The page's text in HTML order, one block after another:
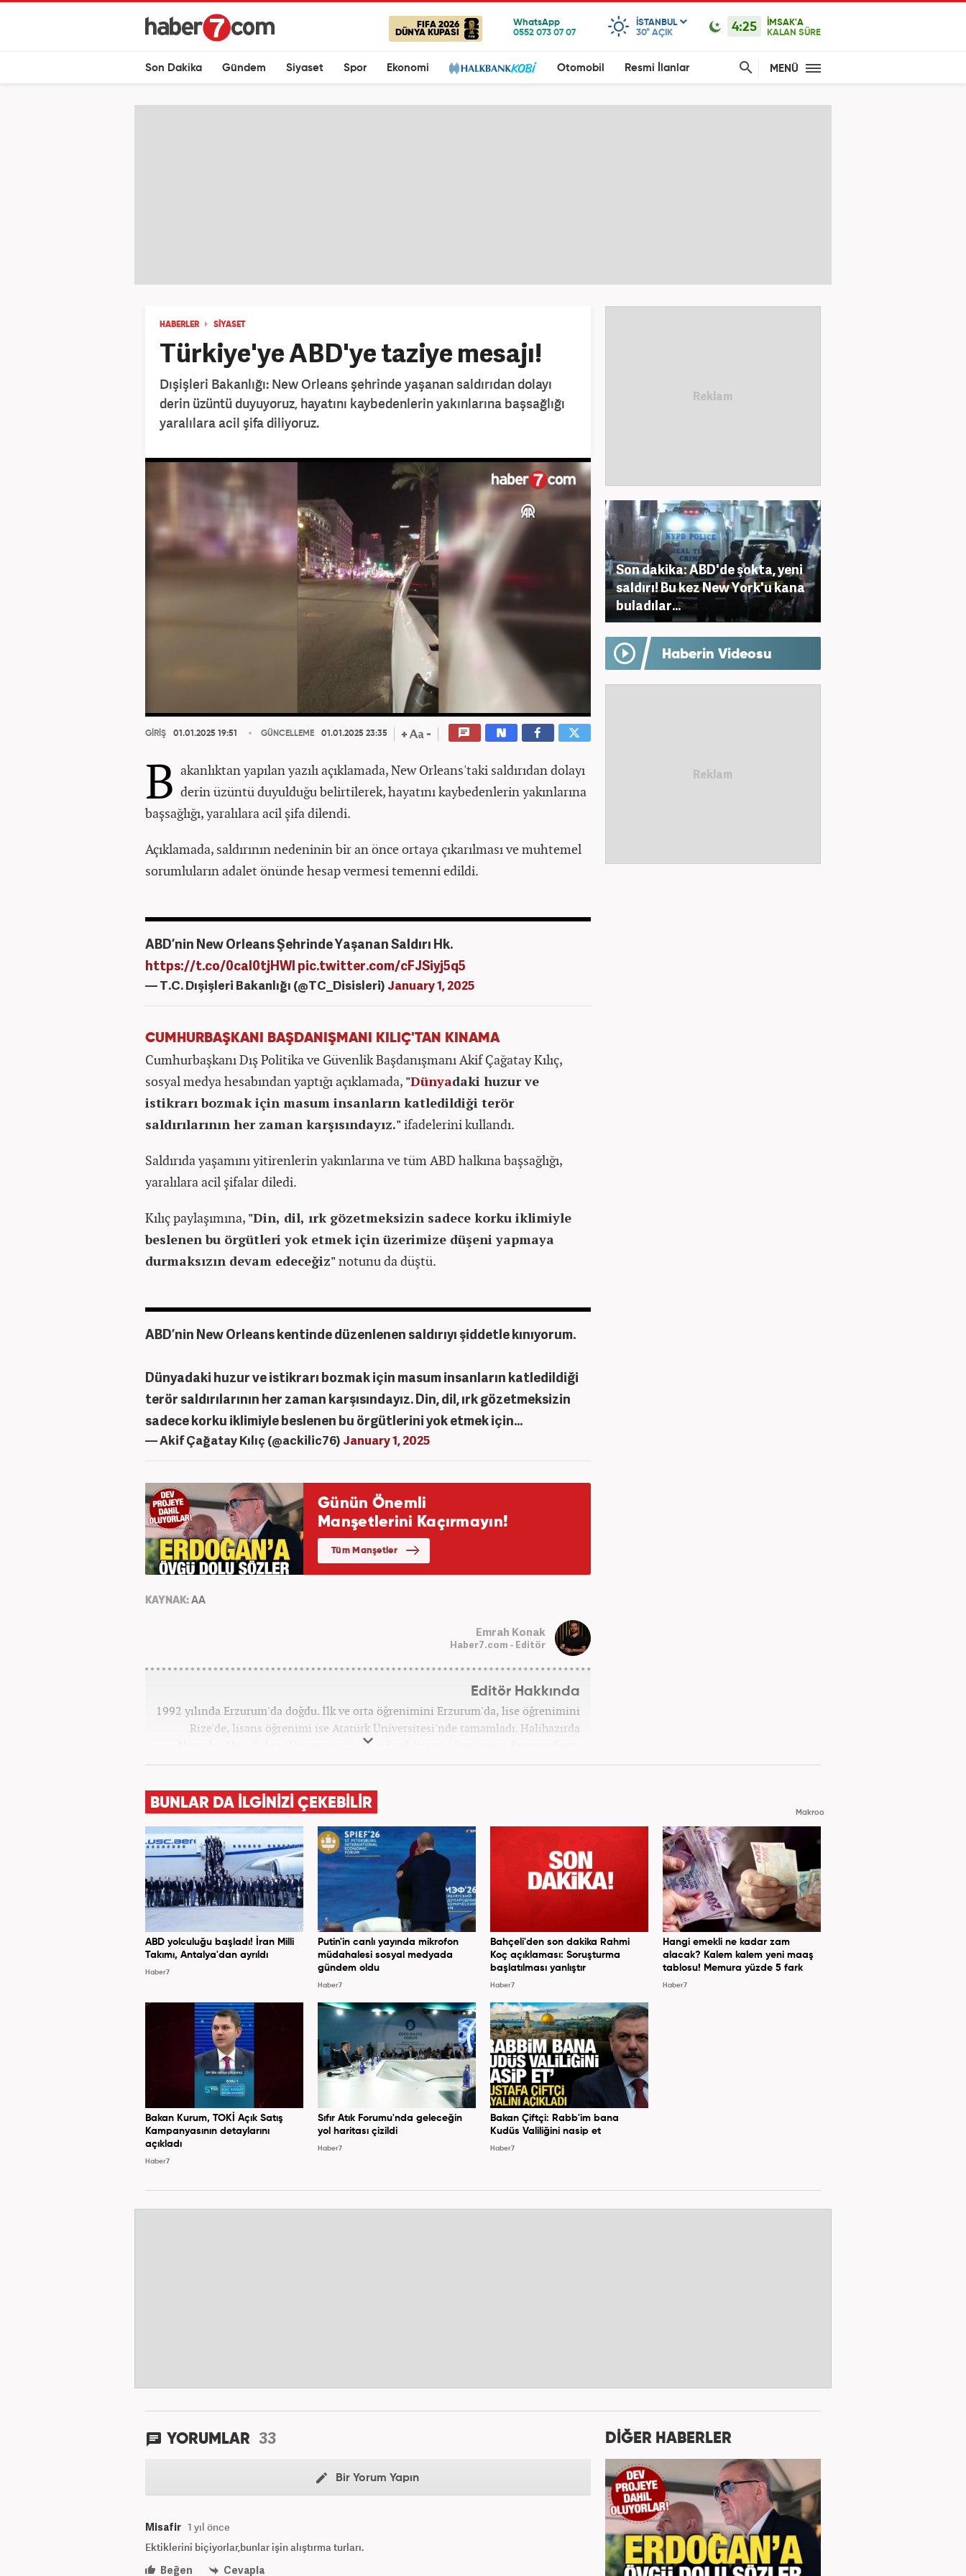
FIFA 2026
DÜNYA KUPASI
ISTANBUL
30° AÇIK 4:25
İMSAK'A
KALAN SÜRE
Son Dakika Gündem Siyaset Spor Ekonomi Otomobil Resmi İlanlar MENÜ
HABERLER SİYASET
Türkiye'ye ABD'ye taziye mesajı!
Dışişleri Bakanlığı: New Orleans şehrinde yaşanan saldırıdan dolayı
derin üzüntü duyuyoruz, hayatını kaybedenlerin yakınlarına başsağlığı
yaralılara acil şifa diliyoruz.
GİRİŞ 01.01.2025 19:51 GÜNCELLEME 01.01.2025 23:35
B akanlıktan yapılan yazılı açıklamada, New Orleans'taki saldırıdan dolayı
derin üzüntü duyulduğu belirtilerek, hayatını kaybedenlerin yakınlarına
başsağlığı, yaralılara acil şifa dilendi.
Açıklamada, saldırının nedeninin bir an önce ortaya çıkarılması ve muhtemel
sorumluların adalet önünde hesap vermesi temenni edildi.
ABD’nin New Orleans Şehrinde Yaşanan Saldırı Hk.
https://t.co/0caI0tjHWI pic.twitter.com/cFJSiyj5q5
— T.C. Dışişleri Bakanlığı (@TC_Disisleri) January 1, 2025
CUMHURBAŞKANI BAŞDANIŞMANI KILIÇ'TAN KINAMA
Cumhurbaşkanı Dış Politika ve Güvenlik Başdanışmanı Akif Çağatay Kılıç,
sosyal medya hesabından yaptığı açıklamada, "Dünyadaki huzur ve
istikrarı bozmak için masum insanların katledildiği terör
saldırılarının her zaman karşısındayız."ifadelerini kullandı.
Saldırıda yaşamını yitirenlerin yakınlarına ve tüm ABD halkına başsağlığı,
yaralılara acil şifalar diledi.
Kılıç paylaşımına, "Din, dil, ırk gözetmeksizin sadece korku iklimiyle
beslenen bu örgütleri yok etmek için üzerimize düşeni yapmaya
durmaksızın devam edeceğiz"notunu da düştü.
ABD’nin New Orleans kentinde düzenlenen saldırıyı şiddetle kınıyorum.
Dünyadaki huzur ve istikrarı bozmak için masum insanların katledildiği
terör saldırılarının her zaman karşısındayız. Din, dil, ırk gözetmeksizin
sadece korku iklimiyle beslenen bu örgütlerini yok etmek için…
— Akif Çağatay Kılıç (@ackilic76) January 1, 2025
KAYNAK: AA
Emrah Konak
Haber7.com - Editör
Editör Hakkında
1992 yılında Erzurum'da doğdu. İlk ve orta öğrenimini Erzurum'da, lise öğrenimini
Rize'de, lisans öğrenimi ise Atatürk Üniversitesi'nde tamamladı. Halihazırda
Nevşehir Hacı Bektaş Üniversitesi'nde yüksek lisans öğrenimine devam ediyor.
Meslek hayatına 2015 yılında başlayıp birçok haber sitesi ve televizyon kanalında
Son dakika: ABD'de şokta, yeni
saldırı! Bu kez New York'u kana
buladılar...
Haberin Videosu
BUNLAR DA İLGİNİZİ ÇEKEBİLİR
Makroo
ABD yolculuğu başladı! İran Milli
Takımı, Antalya'dan ayrıldı
Haber7
Putin'in canlı yayında mikrofon
müdahalesi sosyal medyada
gündem oldu
Haber7
Bahçeli'den son dakika Rahmi
Koç açıklaması: Soruşturma
başlatılması yanlıştır
Haber7
Hangi emekli ne kadar zam
alacak? Kalem kalem yeni maaş
tablosu! Memura yüzde 5 fark
Haber7
Bakan Kurum, TOKİ Açık Satış
Kampanyasının detaylarını
açıkladı
Haber7
Sıfır Atık Forumu'nda geleceğin
yol haritası çizildi
Haber7
Bakan Çiftçi: Rabb'im bana
Kudüs Valiliğini nasip et
Haber7
YORUMLAR 33
Bir Yorum Yapın
Misafir 1 yıl önce
Ektiklerini biçiyorlar,bunlar işin alıştırma turları.
Beğen
Cevapla
DİĞER HABERLER